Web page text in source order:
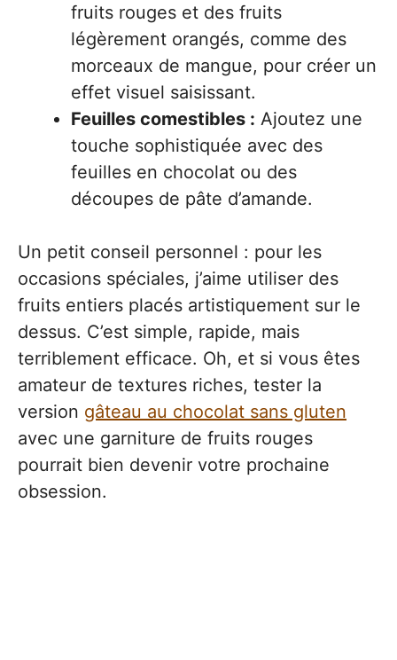
fruits rouges et des fruits
légèrement orangés, comme des
morceaux de mangue, pour créer un
effet visuel saisissant.
Feuilles comestibles : Ajoutez une
touche sophistiquée avec des
feuilles en chocolat ou des
découpes de pâte d’amande.
Un petit conseil personnel : pour les
occasions spéciales, j’aime utiliser des
fruits entiers placés artistiquement sur le
dessus. C’est simple, rapide, mais
terriblement efficace. Oh, et si vous êtes
amateur de textures riches, tester la
version gâteau au chocolat sans gluten
avec une garniture de fruits rouges
pourrait bien devenir votre prochaine
obsession.